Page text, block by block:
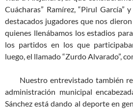
Cuácharas” Ramírez, “Pirul García”
destacados jugadores que nos
quienes llenábamos los estadios
los partidos en los que
luego, el llamado “Zurdo Alvarado”,
Nuestro entrevistado también
administración municipal
Sánchez está dando al deporte en